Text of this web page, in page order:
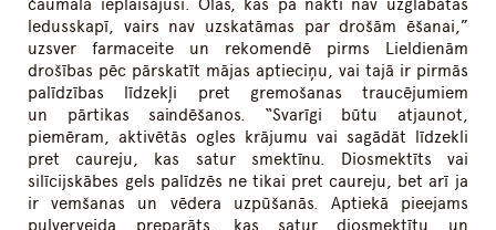
čaumala ieplaisājusi. Olas, kas pa nakti nav uzglabātas
ledusskapī, vairs nav uzskatāmas par drošām ēšanai,”
uzsver farmaceite un rekomendē pirms Lieldienām
drošības pēc pārskatīt mājas aptieciņu, vai tajā ir pirmās
palīdzības līdzekļi pret gremošanas traucējumiem
un pārtikas saindēšanos. “Svarīgi būtu atjaunot,
piemēram, aktivētās ogles krājumu vai sagādāt līdzekli
pret caureju, kas satur smektīnu. Diosmektīts vai
silīcijskābes gels palīdzēs ne tikai pret caureju, bet arī ja
ir vemšanas un vēdera uzpūšanās. Aptiekā pieejams
pulverveida preparāts, kas satur diosmektītu un